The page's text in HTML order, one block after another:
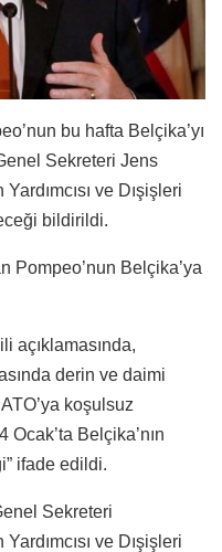
bu hafta Belçika’yı
Sekreteri Jens
ve Dışişleri
bildirildi.
Pompeo’nun Belçika’ya
açıklamasında,
derin ve daimi
koşulsuz
Belçika’nın
ifade edildi.
Sekreteri
ve Dışişleri